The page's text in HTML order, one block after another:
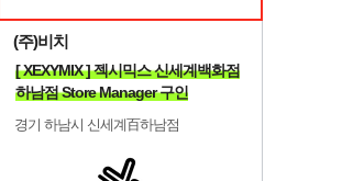
(주)비치
[ XEXYMIX ] 젝시믹스 신세계백화점
하남점 Store Manager 구인
경기 하남시 신세계百하남점